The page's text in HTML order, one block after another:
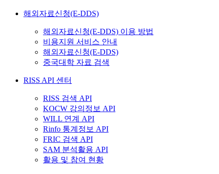
해외자료신청(E-DDS)
해외자료신청(E-DDS) 이용 방법
비용지원 서비스 안내
해외자료신청(E-DDS)
중국대학 자료 검색
RISS API 센터
RISS 검색 API
KOCW 강의정보 API
WILL 연계 API
Rinfo 통계정보 API
FRIC 검색 API
SAM 분석활용 API
활용 및 참여 현황